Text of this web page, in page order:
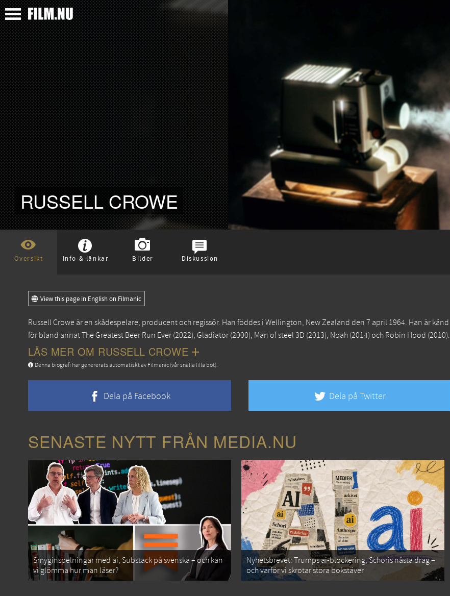
RUSSELL CROWE
Översikt Info & länkar Bilder Diskussion
View this page in English on Filmanic
Russell Crowe är en skådespelare, producent och regissör. Han föddes i Wellington, New Zealand den 7 april 1964. Han är känd
för bland annatThe Greatest Beer Run Ever (2022), Gladiator (2000), Man of steel 3D (2013), Noah (2014) och Robin Hood (2010).
LÄS MER OM RUSSELL CROWE
Denna biografi har genererats automatiskt av Filmanic (vår snälla lilla bot).
Dela på Facebook Dela på Twitter
SENASTE NYTT FRÅN MEDIA.NU
Smyginspelningar med ai, Substack på svenska – och kan
vi glömma hur man läser?
Nyhetsbrevet: Trumps ai-blockering, Schoris nästa drag –
och varför vi skrotar stora bokstäver